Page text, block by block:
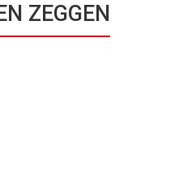
ZEGGEN